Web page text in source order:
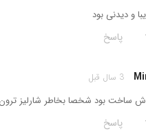
و دیدنی بود
پاسخ
3 سال قبل
ساخت بود شخصا بخاطر شارلیز
پاسخ